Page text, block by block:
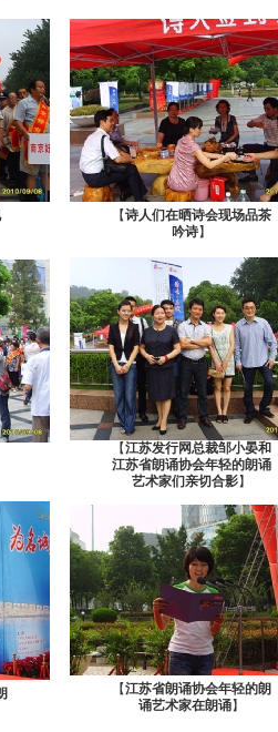
【诗人们在晒诗会现场品茶
吟诗】
【江苏发行网总裁邹小晏和
江苏省朗诵协会年轻的朗诵
艺术家们亲切合影】
【江苏省朗诵协会年轻的朗
诵艺术家在朗诵】